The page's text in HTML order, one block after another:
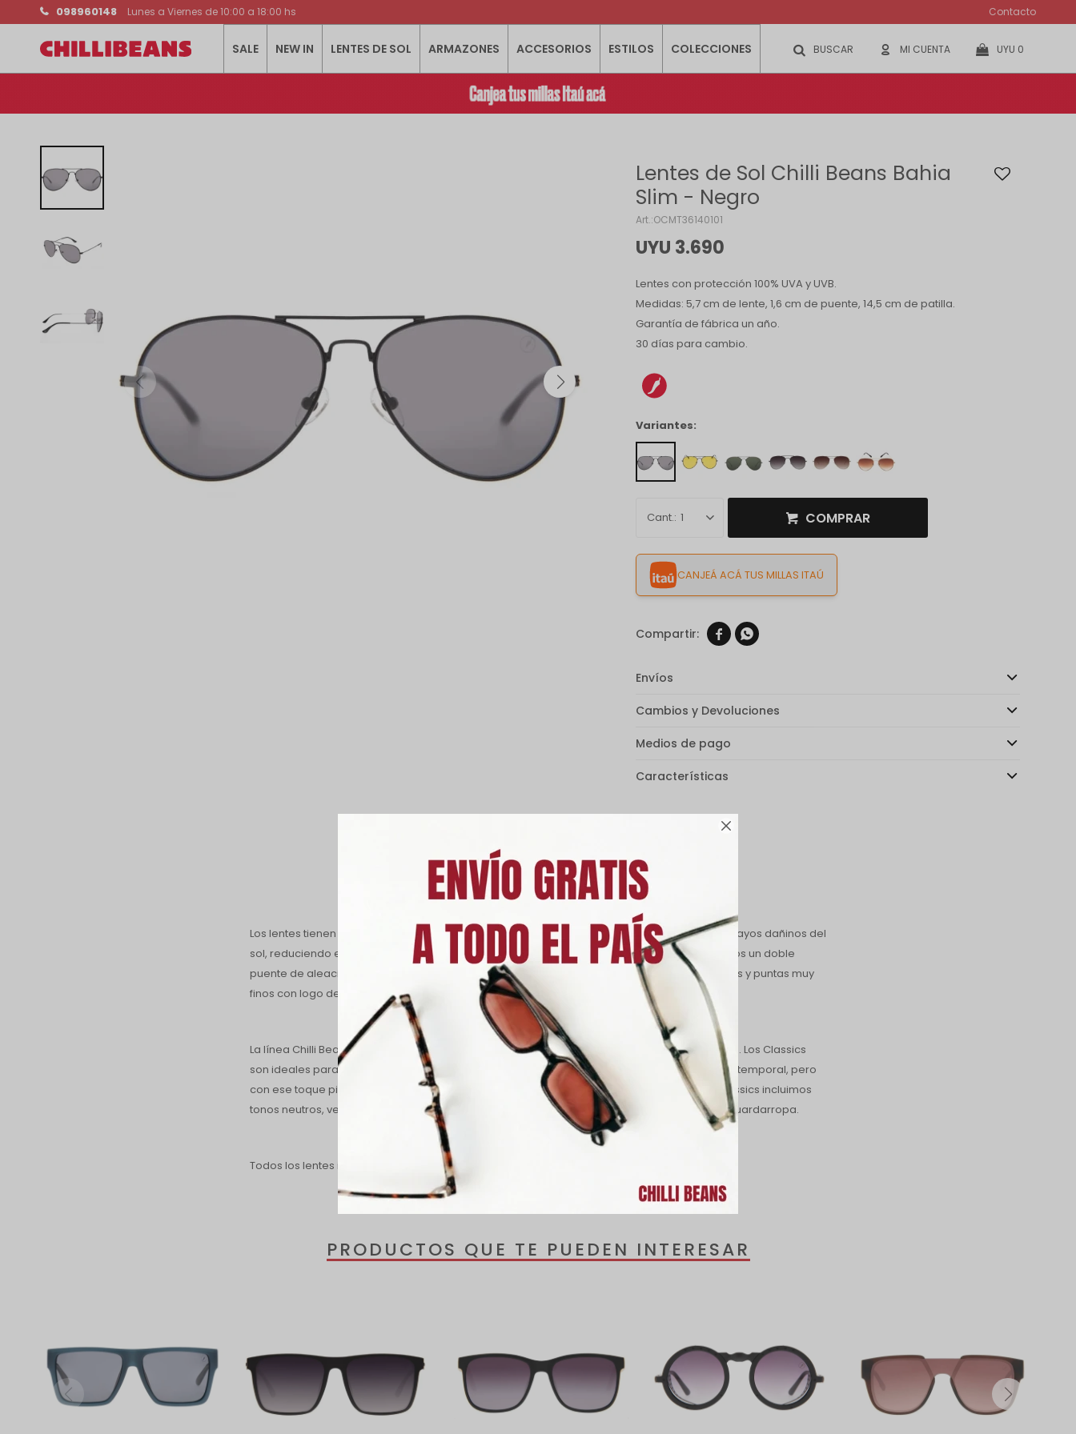

SALE NEW IN LENTES DE SOL ARMAZONES ACCESORIOS ESTILOS COLECCIONES UYU 0
098960148 Lunes a Viernes de 10:00 a 18:00 hs Contacto
Lentes de Sol Chilli Beans Bahia
Slim - Negro
OCMT36140101
UYU 3.690
Lentes con protección 100% UVA y UVB.
Medidas: 5,7 cm de lente, 1,6 cm de puente, 14,5 cm de patilla.
Garantía de fábrica un año.
30 días para cambio.
Variantes:
1 COMPRAR
CANJEÁ ACÁ TUS MILLAS ITAÚ
 
Envíos
Cambios y Devoluciones
Medios de pago
Características
Descripción
Los lentes tienen 100% de protección contra los rayos UVA y UVB, protegiendo tus ojos de los rayos dañinos del
sol, reduciendo el riesgo de desarrollar enfermedades oculares. En la parte frontal insertamos un doble
puente de aleación metálica y soporte nasal de silicona, aportando mayor comodidad. Tallos y puntas muy
finos con logo de pimiento.
La línea Chilli Beans Classics es un éxito de ventas diseñado para complacer todos los gustos. Los Classics
son ideales para quienes valoran la practicidad y las piezas únicas, con un diseño clásico y atemporal, pero
con ese toque picante para ti, siempre está de moda. En la paleta de colores de la Línea Classics incluimos
tonos neutros, versátiles y colores de temporada, todo para combinar con las piezas de tu guardarropa.
Todos los lentes incluyen un estuche de regalo.
PRODUCTOS QUE TE PUEDEN INTERESAR